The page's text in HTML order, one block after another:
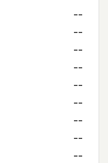
--
--
--
--
--
--
--
--
--